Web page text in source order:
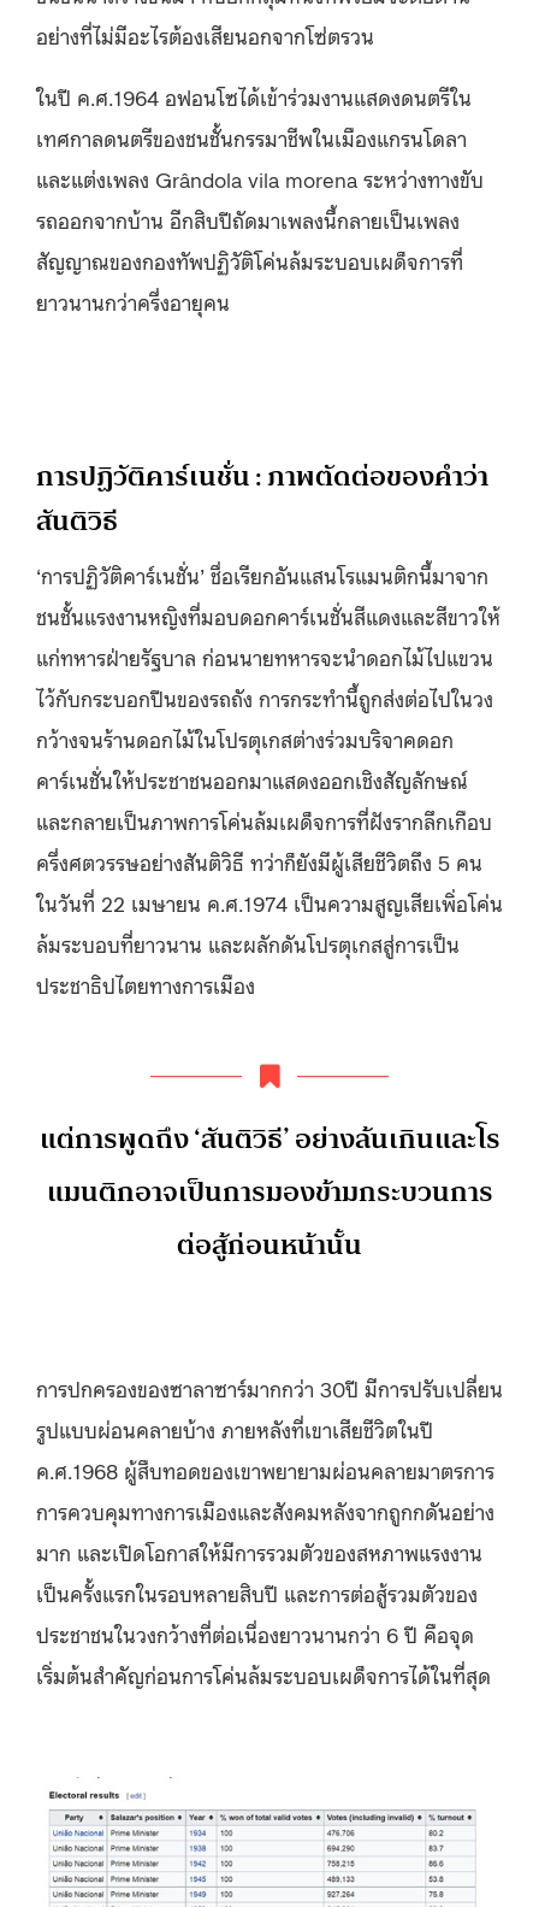
อย่างที่ไม่มีอะไรต้องเสียนอกจากโซ่ตรวน
ในปี ค.ศ.1964 อฟอนโซได้เข้าร่วมงานแสดงดนตรีใน
เทศกาลดนตรีของชนชั้นกรรมาชีพในเมืองแกรนโดลา
และแต่งเพลง Grândola vila morena ระหว่างทางขับ
รถออกจากบ้าน อีกสิบปีถัดมาเพลงนี้กลายเป็นเพลง
สัญญาณของกองทัพปฏิวัติโค่นล้มระบอบเผด็จการที่
ยาวนานกว่าครึ่งอายุคน
การปฏิวัติคาร์เนชั่น : ภาพตัดต่อของคำว่า
สันติวิธี
‘การปฏิวัติคาร์เนชั่น’ ชื่อเรียกอันแสนโรแมนติกนี้มาจาก
ชนชั้นแรงงานหญิงที่มอบดอกคาร์เนชั่นสีแดงและสีขาวให้
แก่ทหารฝ่ายรัฐบาล ก่อนนายทหารจะนำดอกไม้ไปแขวน
ไว้กับกระบอกปืนของรถถัง การกระทำนี้ถูกส่งต่อไปในวง
กว้างจนร้านดอกไม้ในโปรตุเกสต่างร่วมบริจาคดอก
คาร์เนชั่นให้ประชาชนออกมาแสดงออกเชิงสัญลักษณ์
และกลายเป็นภาพการโค่นล้มเผด็จการที่ฝังรากลึกเกือบ
ครึ่งศตวรรษอย่างสันติวิธี ทว่าก็ยังมีผู้เสียชีวิตถึง 5 คน
ในวันที่ 22 เมษายน ค.ศ.1974 เป็นความสูญเสียเพิ่อโค่น
ล้มระบอบที่ยาวนาน และผลักดันโปรตุเกสสู่การเป็น
ประชาธิปไตยทางการเมือง
แต่การพูดถึง ‘สันติวิธี’ อย่างล้นเกินและโร
แมนติกอาจเป็นการมองข้ามกระบวนการ
ต่อสู้ก่อนหน้านั้น
การปกครองของซาลาซาร์มากกว่า 30ปี มีการปรับเปลี่ยน
รูปแบบผ่อนคลายบ้าง ภายหลังที่เขาเสียชีวิตในปี
ค.ศ.1968 ผู้สืบทอดของเขาพยายามผ่อนคลายมาตรการ
การควบคุมทางการเมืองและสังคมหลังจากถูกกดันอย่าง
มาก และเปิดโอกาสให้มีการรวมตัวของสหภาพแรงงาน
เป็นครั้งแรกในรอบหลายสิบปี และการต่อสู้รวมตัวของ
ประชาชนในวงกว้างที่ต่อเนื่องยาวนานกว่า 6 ปี คือจุด
เริ่มต้นสำคัญก่อนการโค่นล้มระบอบเผด็จการได้ในที่สุด